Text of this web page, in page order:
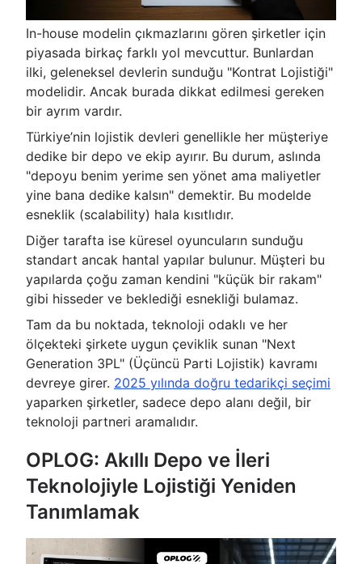
In-house modelin çıkmazlarını gören şirketler için
piyasada birkaç farklı yol mevcuttur. Bunlardan
ilki, geleneksel devlerin sunduğu "Kontrat Lojistiği"
modelidir. Ancak burada dikkat edilmesi gereken
bir ayrım vardır.
Türkiye’nin lojistik devleri genellikle her müşteriye
dedike bir depo ve ekip ayırır. Bu durum, aslında
"depoyu benim yerime sen yönet ama maliyetler
yine bana dedike kalsın" demektir. Bu modelde
esneklik (scalability) hala kısıtlıdır.
Diğer tarafta ise küresel oyuncuların sunduğu
standart ancak hantal yapılar bulunur. Müşteri bu
yapılarda çoğu zaman kendini "küçük bir rakam"
gibi hisseder ve beklediği esnekliği bulamaz.
Tam da bu noktada, teknoloji odaklı ve her
ölçekteki şirkete uygun çeviklik sunan "Next
Generation 3PL" (Üçüncü Parti Lojistik) kavramı
devreye girer. 2025 yılında doğru tedarikçi seçimi
yaparken şirketler, sadece depo alanı değil, bir
teknoloji partneri aramalıdır.
OPLOG: Akıllı Depo ve İleri
Teknolojiyle Lojistiği Yeniden
Tanımlamak